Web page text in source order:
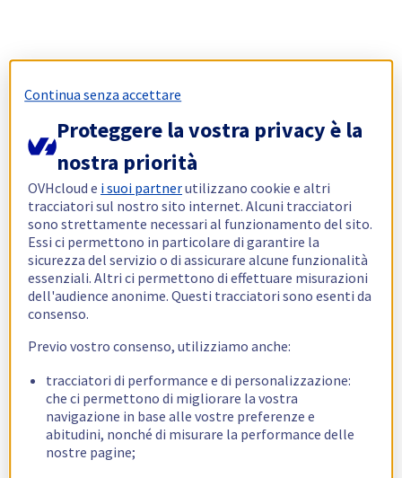
Continua senza accettare
Proteggere la vostra privacy è la
nostra priorità
OVHcloud e i suoi partnerutilizzano cookie e altri
tracciatori sul nostro sito internet. Alcuni tracciatori
sono strettamente necessari al funzionamento del sito.
Essi ci permettono in particolare di garantire la
sicurezza del servizio o di assicurare alcune funzionalità
essenziali. Altri ci permettono di effettuare misurazioni
dell'audience anonime. Questi tracciatori sono esenti da
consenso.
Previo vostro consenso, utilizziamo anche:
tracciatori di performance e di personalizzazione:
che ci permettono di migliorare la vostra
navigazione in base alle vostre preferenze e
abitudini, nonché di misurare la performance delle
nostre pagine;